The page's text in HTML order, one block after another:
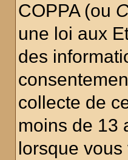
COPPA (ou
une loi aux
des
collecte de
moins de 13
lorsque